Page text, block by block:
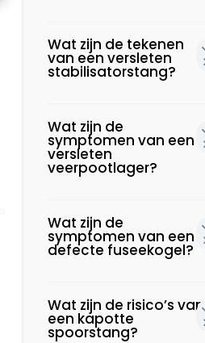
Wat zijn de tekenen
van een versleten
stabilisatorstang?
Wat zijn de
symptomen van een
versleten
veerpootlager?
Wat zijn de
symptomen van een
defecte fuseekogel?
Wat zijn de risico’s van
een kapotte
spoorstang?